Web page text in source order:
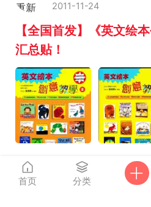
重新
加载
2011-11-24
【全国首发】《英文绘
汇总贴！
141767
首页
分类